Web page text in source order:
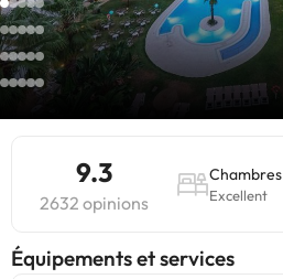
9.3
2632 opinions
Chambres
Excellent
​Équipements et services